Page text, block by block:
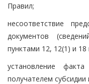
Правил;
несоответствие
документов
пунктами 12, 12(1) и
установление факта
получателем